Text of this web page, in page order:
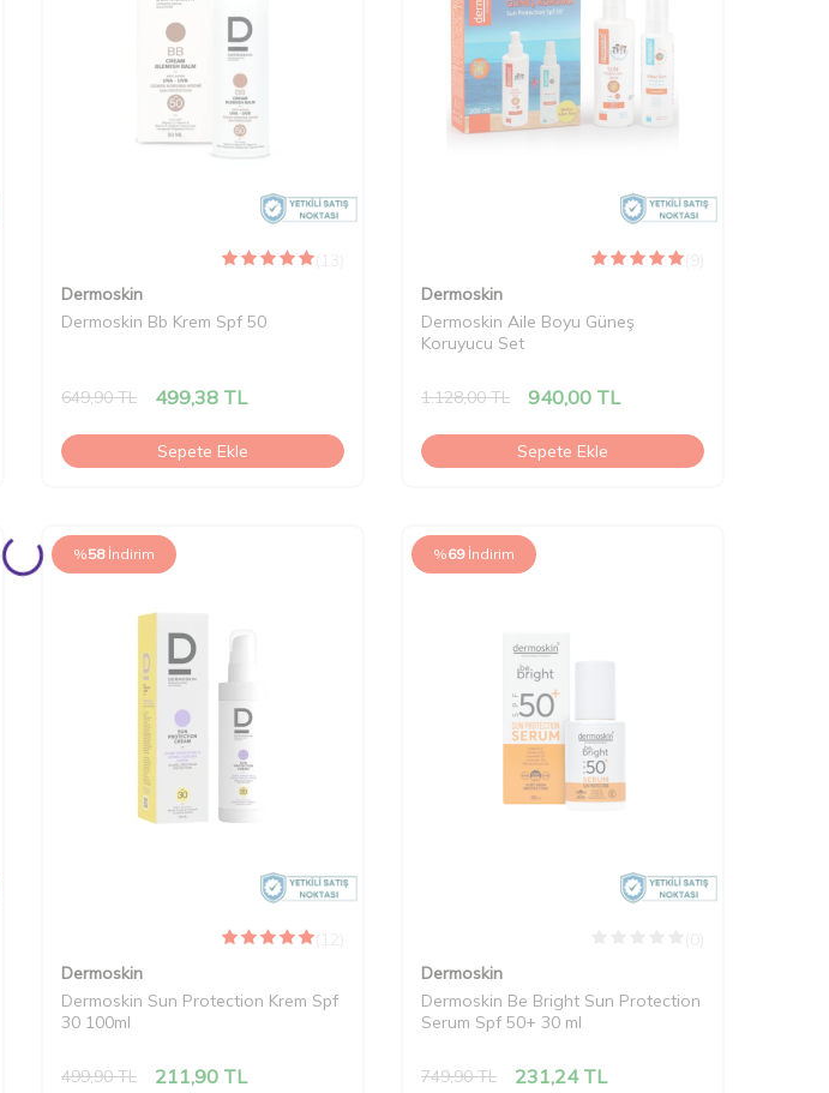
(13)
Dermoskin
Dermoskin Bb Krem Spf 50
649,90TL 499,38TL
Sepete Ekle
(9)
Dermoskin
Dermoskin Aile Boyu Güneş
Koruyucu Set
1.128,00TL 940,00TL
Sepete Ekle
%58 İndirim
(12)
Dermoskin
Dermoskin Sun Protection Krem Spf
30 100ml
499,90TL 211,90TL
%69 İndirim
Dermoskin
Dermoskin Be Bright Sun Protection
Serum Spf 50+ 30 ml
749,90TL 231,24TL